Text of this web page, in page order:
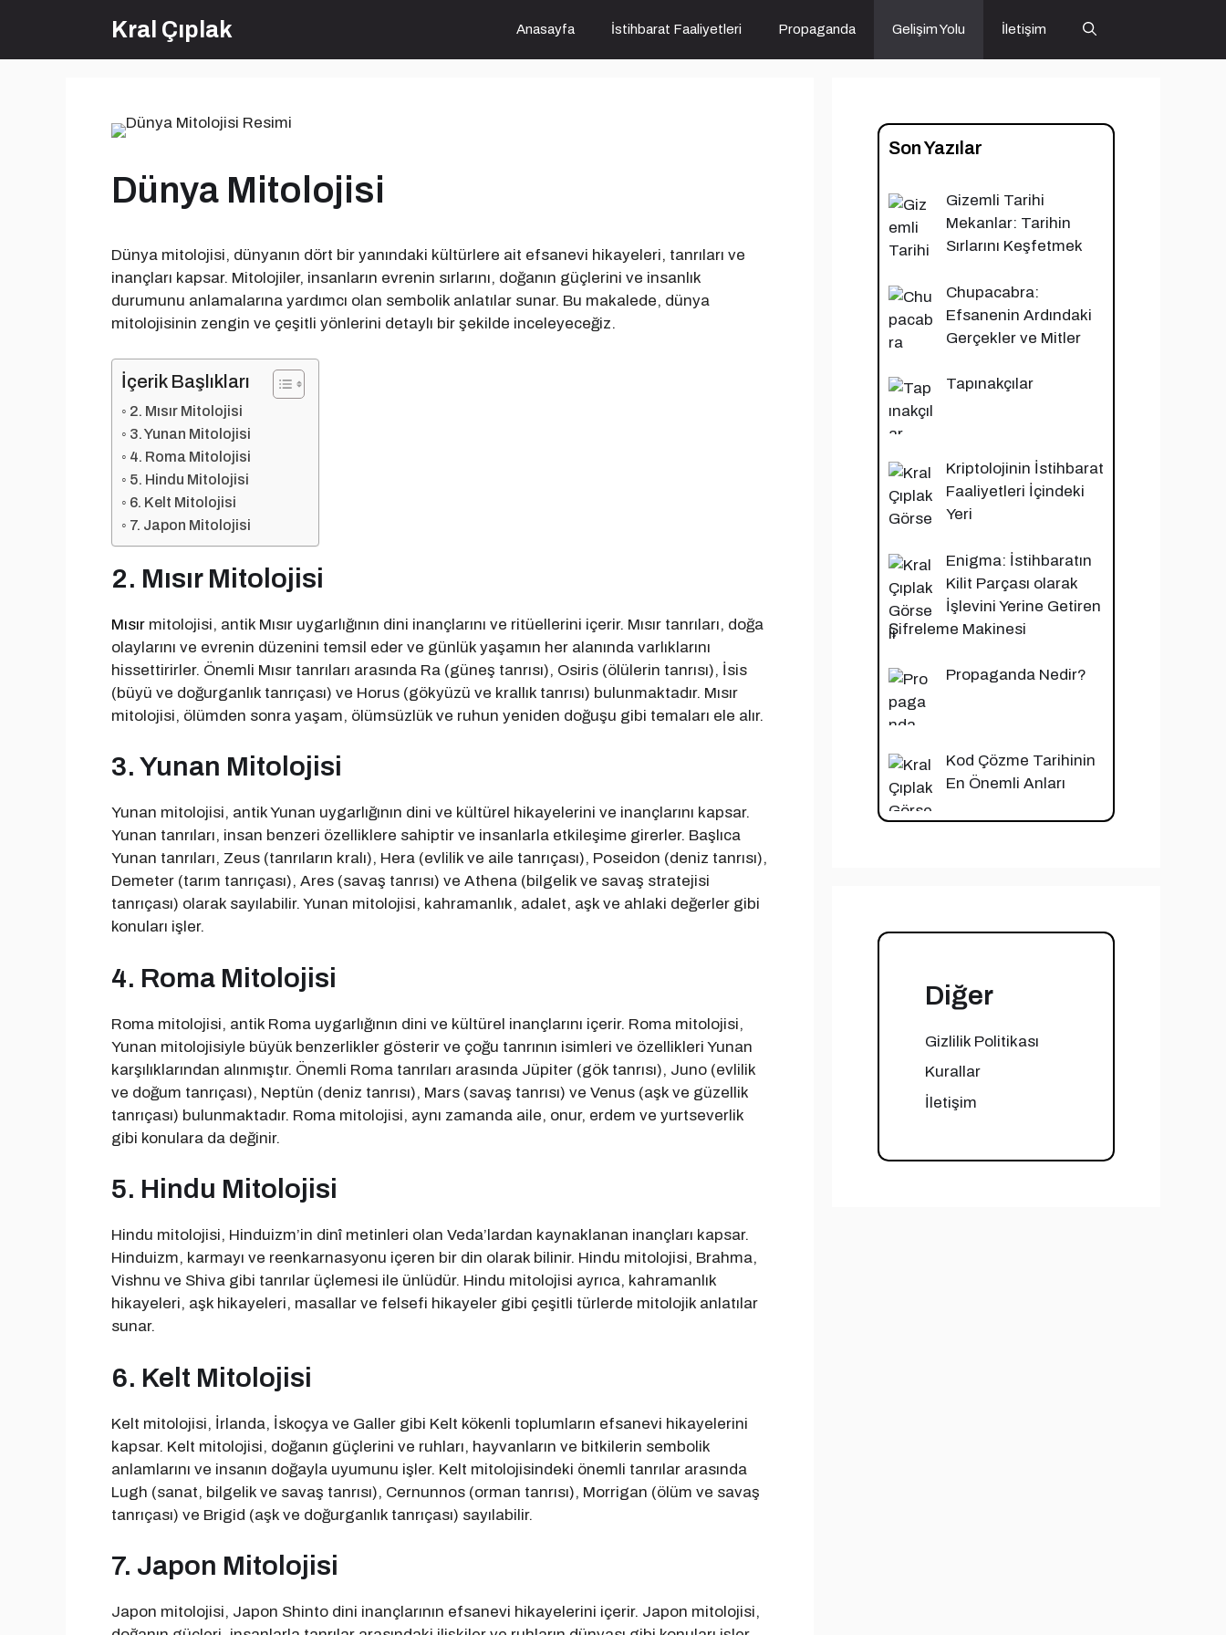
Kral Çıplak Anasayfa İstihbarat Faaliyetleri Propaganda Gelişim Yolu İletişim
Dünya Mitolojisi
Dünya mitolojisi, dünyanın dört bir yanındaki kültürlere ait efsanevi hikayeleri, tanrıları ve
inançları kapsar. Mitolojiler, insanların evrenin sırlarını, doğanın güçlerini ve insanlık
durumunu anlamalarına yardımcı olan sembolik anlatılar sunar. Bu makalede, dünya
mitolojisinin zengin ve çeşitli yönlerini detaylı bir şekilde inceleyeceğiz.
İçerik Başlıkları
2. Mısır Mitolojisi
3. Yunan Mitolojisi
4. Roma Mitolojisi
5. Hindu Mitolojisi
6. Kelt Mitolojisi
7. Japon Mitolojisi
2. Mısır Mitolojisi
Mısır mitolojisi, antik Mısır uygarlığının dini inançlarını ve ritüellerini içerir. Mısır tanrıları, doğa
olaylarını ve evrenin düzenini temsil eder ve günlük yaşamın her alanında varlıklarını
hissettirirler. Önemli Mısır tanrıları arasında Ra (güneş tanrısı), Osiris (ölülerin tanrısı), İsis
(büyü ve doğurganlık tanrıçası) ve Horus (gökyüzü ve krallık tanrısı) bulunmaktadır. Mısır
mitolojisi, ölümden sonra yaşam, ölümsüzlük ve ruhun yeniden doğuşu gibi temaları ele alır.
3. Yunan Mitolojisi
Yunan mitolojisi, antik Yunan uygarlığının dini ve kültürel hikayelerini ve inançlarını kapsar.
Yunan tanrıları, insan benzeri özelliklere sahiptir ve insanlarla etkileşime girerler. Başlıca
Yunan tanrıları, Zeus (tanrıların kralı), Hera (evlilik ve aile tanrıçası), Poseidon (deniz tanrısı),
Demeter (tarım tanrıçası), Ares (savaş tanrısı) ve Athena (bilgelik ve savaş stratejisi
tanrıçası) olarak sayılabilir. Yunan mitolojisi, kahramanlık, adalet, aşk ve ahlaki değerler gibi
konuları işler.
4. Roma Mitolojisi
Roma mitolojisi, antik Roma uygarlığının dini ve kültürel inançlarını içerir. Roma mitolojisi,
Yunan mitolojisiyle büyük benzerlikler gösterir ve çoğu tanrının isimleri ve özellikleri Yunan
karşılıklarından alınmıştır. Önemli Roma tanrıları arasında Jüpiter (gök tanrısı), Juno (evlilik
ve doğum tanrıçası), Neptün (deniz tanrısı), Mars (savaş tanrısı) ve Venus (aşk ve güzellik
tanrıçası) bulunmaktadır. Roma mitolojisi, aynı zamanda aile, onur, erdem ve yurtseverlik
gibi konulara da değinir.
5. Hindu Mitolojisi
Hindu mitolojisi, Hinduizm’in dinî metinleri olan Veda’lardan kaynaklanan inançları kapsar.
Hinduizm, karmayı ve reenkarnasyonu içeren bir din olarak bilinir. Hindu mitolojisi, Brahma,
Vishnu ve Shiva gibi tanrılar üçlemesi ile ünlüdür. Hindu mitolojisi ayrıca, kahramanlık
hikayeleri, aşk hikayeleri, masallar ve felsefi hikayeler gibi çeşitli türlerde mitolojik anlatılar
sunar.
6. Kelt Mitolojisi
Kelt mitolojisi, İrlanda, İskoçya ve Galler gibi Kelt kökenli toplumların efsanevi hikayelerini
kapsar. Kelt mitolojisi, doğanın güçlerini ve ruhları, hayvanların ve bitkilerin sembolik
anlamlarını ve insanın doğayla uyumunu işler. Kelt mitolojisindeki önemli tanrılar arasında
Lugh (sanat, bilgelik ve savaş tanrısı), Cernunnos (orman tanrısı), Morrigan (ölüm ve savaş
tanrıçası) ve Brigid (aşk ve doğurganlık tanrıçası) sayılabilir.
7. Japon Mitolojisi
Japon mitolojisi, Japon Shinto dini inançlarının efsanevi hikayelerini içerir. Japon mitolojisi,
Son Yazılar
Gizemli Tarihi
Mekanlar: Tarihin
Sırlarını Keşfetmek
Chupacabra:
Efsanenin Ardındaki
Gerçekler ve Mitler
Tapınakçılar
Kriptolojinin İstihbarat
Faaliyetleri İçindeki
Yeri
Enigma: İstihbaratın
Kilit Parçası olarak
İşlevini Yerine Getiren
Şifreleme Makinesi
Propaganda Nedir?
Kod Çözme Tarihinin
En Önemli Anları
Diğer
Gizlilik Politikası
Kurallar
İletişim